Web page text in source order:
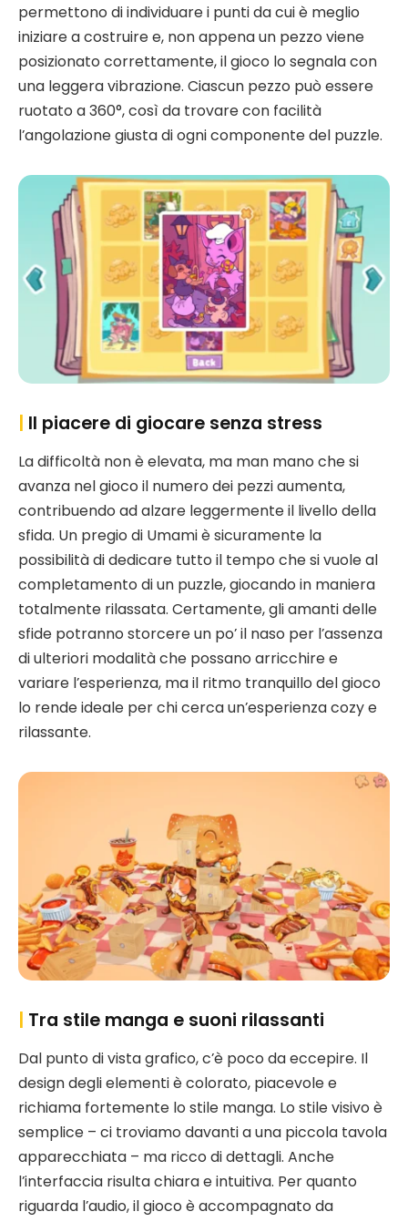
permettono di individuare i punti da cui è meglio
iniziare a costruire e, non appena un pezzo viene
posizionato correttamente, il gioco lo segnala con
una leggera vibrazione. Ciascun pezzo può essere
ruotato a 360°, così da trovare con facilità
l’angolazione giusta di ogni componente del puzzle.
| Il piacere di giocare senza stress
La difficoltà non è elevata, ma man mano che si
avanza nel gioco il numero dei pezzi aumenta,
contribuendo ad alzare leggermente il livello della
sfida. Un pregio di Umami è sicuramente la
possibilità di dedicare tutto il tempo che si vuole al
completamento di un puzzle, giocando in maniera
totalmente rilassata. Certamente, gli amanti delle
sfide potranno storcere un po’ il naso per l’assenza
di ulteriori modalità che possano arricchire e
variare l’esperienza, ma il ritmo tranquillo del gioco
lo rende ideale per chi cerca un’esperienza cozy e
rilassante.
Tra stile manga e suoni rilassanti
Dal punto di vista grafico, c’è poco da eccepire. Il
design degli elementi è colorato, piacevole e
richiama fortemente lo stile manga. Lo stile visivo è
semplice – ci troviamo davanti a una piccola tavola
apparecchiata – ma ricco di dettagli. Anche
l’interfaccia risulta chiara e intuitiva. Per quanto
riguarda l’audio, il gioco è accompagnato da